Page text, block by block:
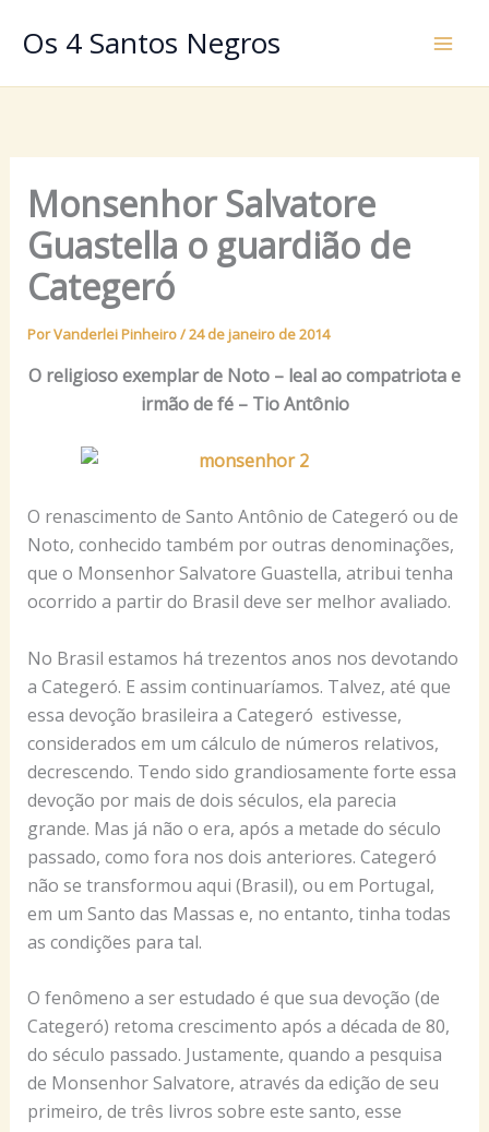
paraOs 4 Santos Negros
Monsenhor Salvatore
Guastella o guardião de
Categeró
PorVanderlei Pinheiro/24 de janeiro de 2014
O religioso exemplar de Noto – leal ao compatriota e
irmão de fé – Tio Antônio
O renascimento de Santo Antônio de Categeró ou de
Noto, conhecido também por outras denominações,
que o Monsenhor Salvatore Guastella, atribui tenha
ocorrido a partir do Brasil deve ser melhor avaliado.
No Brasil estamos há trezentos anos nos devotando
a Categeró. E assim continuaríamos. Talvez, até que
essa devoção brasileira a Categeró estivesse,
considerados em um cálculo de números relativos,
decrescendo. Tendo sido grandiosamente forte essa
devoção por mais de dois séculos, ela parecia
grande. Mas já não o era, após a metade do século
passado, como fora nos dois anteriores. Categeró
não se transformou aqui (Brasil), ou em Portugal,
em um Santo das Massas e, no entanto, tinha todas
as condições para tal.
O fenômeno a ser estudado é que sua devoção (de
Categeró) retoma crescimento após a década de 80,
do século passado. Justamente, quando a pesquisa
de Monsenhor Salvatore, através da edição de seu
primeiro, de três livros sobre este santo, esse